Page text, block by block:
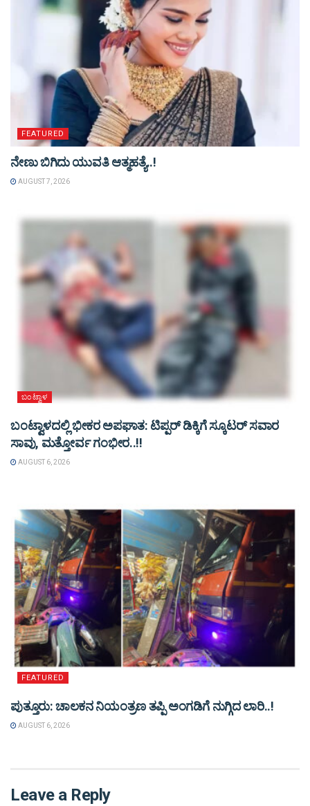
FEATURED
ನೇಣು ಬಿಗಿದು ಯುವತಿ ಆತ್ಮಹತ್ಯೆ..!
AUGUST 7, 2026
ಬಂಟ್ವಾಳ
ಬಂಟ್ವಾಳದಲ್ಲಿ ಭೀಕರ ಅಪಘಾತ: ಟಿಪ್ಪರ್ ಡಿಕ್ಕಿಗೆ ಸ್ಕೂಟರ್ ಸವಾರ
ಸಾವು, ಮತ್ತೋರ್ವ ಗಂಭೀರ..!!
AUGUST 6, 2026
FEATURED
ಪುತ್ತೂರು: ಚಾಲಕನ ನಿಯಂತ್ರಣ ತಪ್ಪಿ ಅಂಗಡಿಗೆ ನುಗ್ಗಿದ ಲಾರಿ..!
AUGUST 6, 2026
Leave a Reply